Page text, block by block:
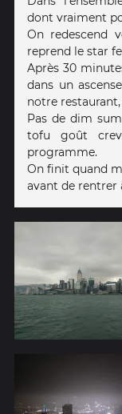
dont vraiment
On redescend
reprend le star
Après 30
dans un
notre
Pas de dim
tofu goût
programme.
On finit quand
avant de rentrer